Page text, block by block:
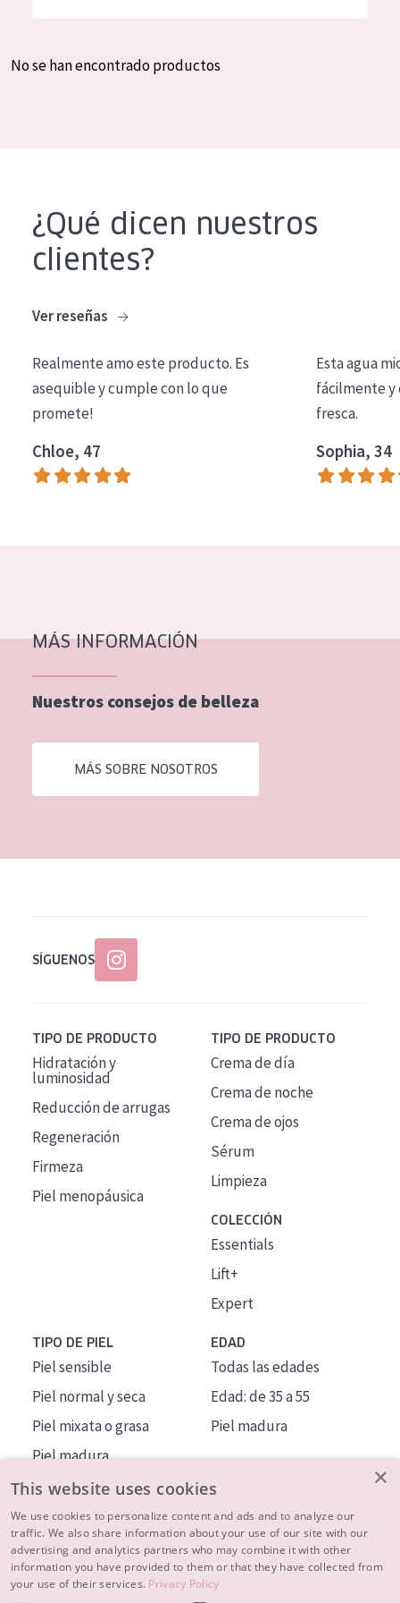
Crema de día
Crema de noche
Limpieza
COLECCIÓN
Essentials
Lift+
Piel normal y seca
Piel mixata o grasa
Piel madura
Piel expuesta al sol
Piel menopáusica
Todas las edades
Spanish
No se han encontrado productos
¿Qué dicen nuestros
clientes?
Ver reseñas
Realmente amo este producto. Es
asequible y cumple con lo que
promete!
Chloe, 47
Esta agua
fácilmente y
fresca.
Sophia, 34
MÁS INFORMACIÓN
Nuestros consejos de belleza
MÁS SOBRE NOSOTROS
SÍGUENOS
TIPO DE PRODUCTO
Hidratación y
luminosidad
Reducción de arrugas
Regeneración
Firmeza
Piel menopáusica
TIPO DE PRODUCTO
Crema de día
Crema de noche
Crema de ojos
Sérum
Limpieza
COLECCIÓN
Essentials
Lift+
Expert
TIPO DE PIEL
Piel sensible
Piel normal y seca
Piel mixata o grasa
Piel madura
Piel expuesta al sol
Piel menopáusica
EDAD
Todas las edades
Edad: de 35 a 55
Piel madura
MÁS SOBRE NOSOTROS
INSPIRACIÓN
×
This website uses cookies
We use cookies to personalize content and ads and to analyze our
traffic. We also share information about your use of our site with our
advertising and analytics partners who may combine it with other
information you have provided to them or that they have collected from
your use of their services. Privacy Policy